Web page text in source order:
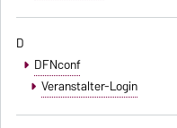
D
DFNconf
Veranstalter-Login